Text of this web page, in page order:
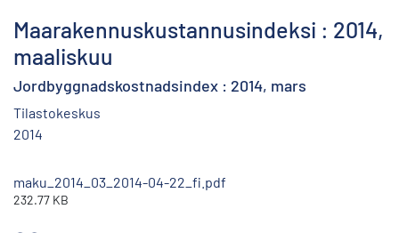
Maarakennuskustannusindeksi : 2014,
maaliskuu
Jordbyggnadskostnadsindex : 2014, mars
Tilastokeskus
2014
maku_2014_03_2014-04-22_fi.pdf
232.77 KB